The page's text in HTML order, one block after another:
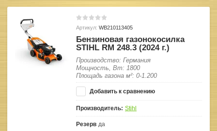
Артикул: WB210113405
Бензиновая газонокосилка
STIHL RM 248.3 (2024 г.)
Производство: Германия
Мощность, Вт: 1800
Площадь газона м²: 0-1.200
Добавить к сравнению
Производитель: Stihl
Резерв да